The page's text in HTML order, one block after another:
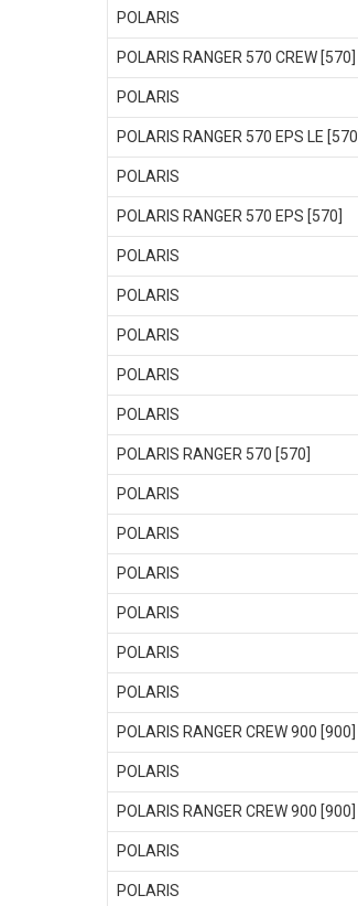
POLARIS
POLARIS RANGER 570 CREW [570]
POLARIS
POLARIS RANGER 570 EPS LE [570]
POLARIS
POLARIS RANGER 570 EPS [570]
POLARIS
POLARIS
POLARIS
POLARIS
POLARIS
POLARIS RANGER 570 [570]
POLARIS
POLARIS
POLARIS
POLARIS
POLARIS
POLARIS
POLARIS RANGER CREW 900 [900]
POLARIS
POLARIS RANGER CREW 900 [900]
POLARIS
POLARIS